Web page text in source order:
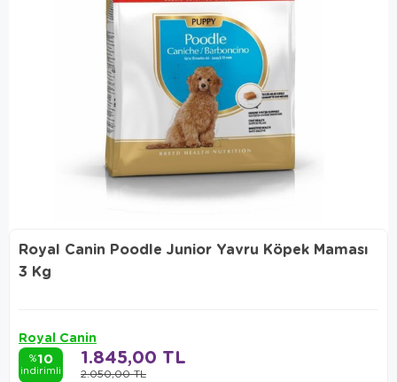
Royal Canin Poodle Junior Yavru Köpek Maması
3 Kg
Royal Canin
%10
indirimli 2.050,00 TL
1.845,00 TL